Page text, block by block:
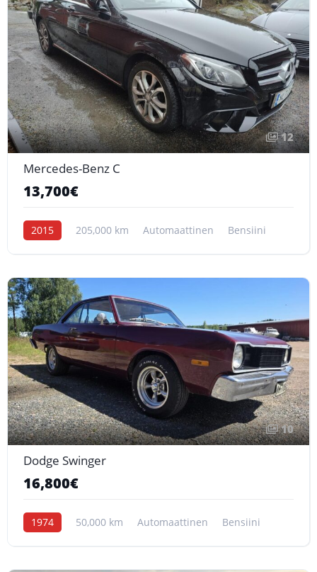
12
Mercedes-Benz C
13,700€
2015 205,000 km Automaattinen Bensiini
10
Dodge Swinger
16,800€
1974 50,000 km Automaattinen Bensiini